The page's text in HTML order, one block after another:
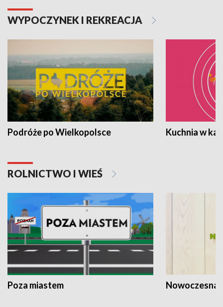
WYPOCZYNEK I REKREACJA
Podróże po Wielkopolsce Kuchnia w
ROLNICTWO I WIEŚ
Poza miastem Nowoczesna